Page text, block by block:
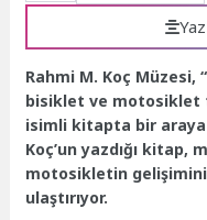
Rahmi M. Koç Müzesi,
bisiklet ve motosiklet
isimli kitapta bir araya
Koç’un yazdığı
motosikletin
ulaştırıyor.